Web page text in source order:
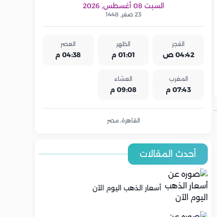
السبت 08 أغسطس, 2026
23 صفر, 1448
الفجر
04:42 ص
الظهر
01:01 م
العصر
04:38 م
المغرب
07:43 م
العشاء
09:08 م
القاهرة، مصر
أحدث المقالات
أسعار الذهب اليوم الآن